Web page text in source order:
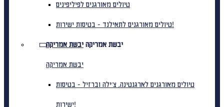
טיולים מאורגנים לפיליפינים
טיולים מאורגנים לתאילנד - בטיסות ישירות!
יבשת אמריקה יבשת אמריקה
יבשת אמריקה
טיולים מאורגנים לארגנטינה, צ'ילה וברזיל - בטיסות
ישירות!